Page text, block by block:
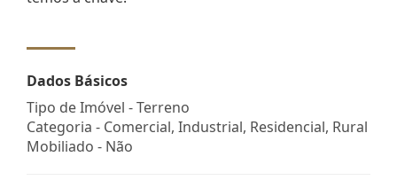
Dados Básicos
Tipo de Imóvel - Terreno
Categoria - Comercial, Industrial, Residencial, Rural
Mobiliado - Não